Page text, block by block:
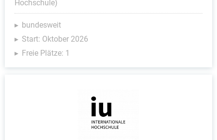
Hochschule)
bundesweit
Start: Oktober 2026
Freie Plätze: 1